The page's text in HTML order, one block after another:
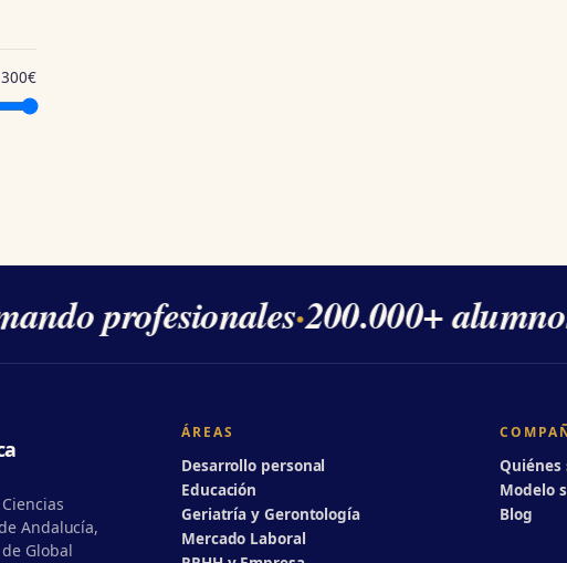
300€
profesionales·200.000+
Andalucía,
Global
ÁREAS
Desarrollo personal
Educación
Geriatría y Gerontología
Mercado Laboral
Quiénes
Modelo
Blog